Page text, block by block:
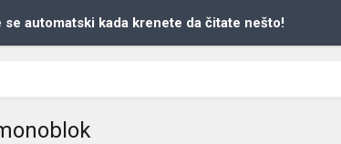
se automatski kada krenete da čitate nešto!